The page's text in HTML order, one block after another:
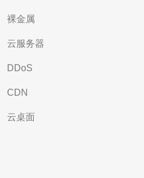
裸金属
云服务器
DDoS
CDN
云桌面